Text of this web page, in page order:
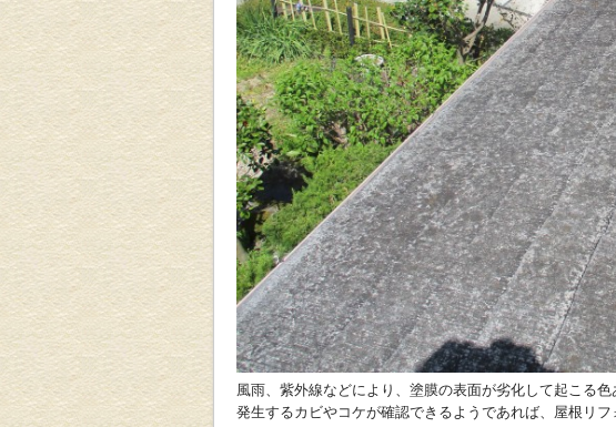
風雨、紫外線などにより、塗膜の表面が劣化して起こる
発生するカビやコケが確認できるようであれば、屋根リフ